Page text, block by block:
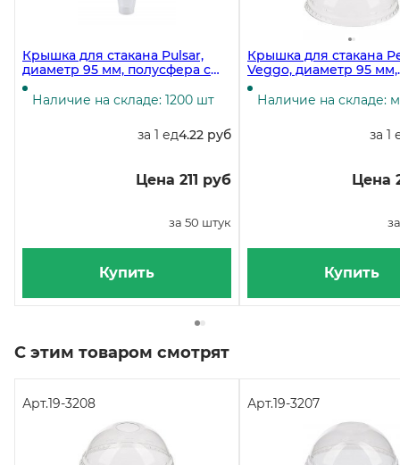
Крышка для стакана Pulsar,
диаметр 95 мм, полусфера с
отверстием, Pet, 800 штук
Наличие на складе: 1200 шт
за 1 ед4.22 руб
Цена 211 руб
за 50 штук
Купить
Крышка для стакана
Veggo, диаметр 95 мм,
прозрачная,
отверстием, 100 штук
Наличие на складе:
за 1
Цена
Купить
С этим товаром смотрят
Арт.19-3208 Арт.19-3207